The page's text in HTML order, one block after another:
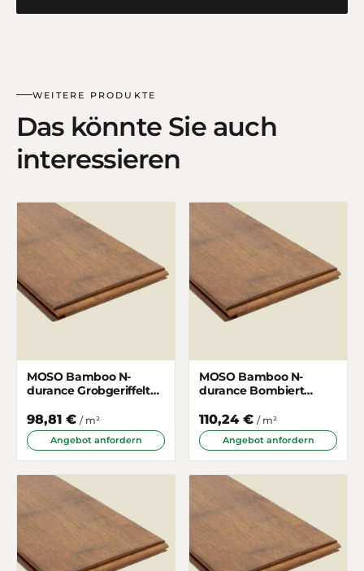
WEITERE PRODUKTE
Das könnte Sie auch
interessieren
MOSO Bamboo N-
durance Grobgeriffelt
98,81 € / m²
Angebot anfordern
MOSO Bamboo N-
durance Bombiert
110,24 € / m²
Angebot anfordern